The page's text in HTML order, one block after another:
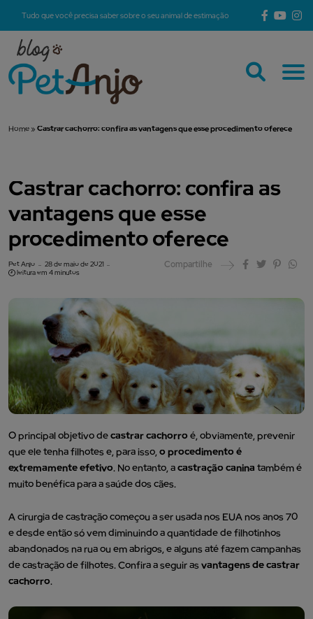
Tudo que você precisa saber sobre o seu animal de estimação
Home » Castrar cachorro: confira as vantagens que esse procedimento oferece
Castrar cachorro: confira as
vantagens que esse
procedimento oferece
Pet Anjo
28 de maio de 2021
leitura em 4 minutos
Compartilhe
O principal objetivo decastrar cachorro é, obviamente, prevenir
que ele tenha filhotes e, para isso,o procedimento é
extremamente efetivo. No entanto, acastração canina também é
muito benéfica para a saúde dos cães.
A cirurgia de castração começou a ser usada nos EUA nos anos 70
e desde então só vem diminuindo a quantidade de filhotinhos
abandonados na rua ou em abrigos, e alguns até fazem campanhas
de castração de filhotes. Confira a seguir as vantagens de castrar
cachorro.